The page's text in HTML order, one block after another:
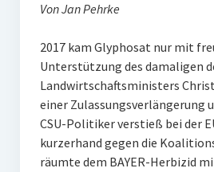
Von Jan Pehrke
2017 kam Glyphosat nur mit
Unterstützung des damaligen
Landwirtschaftsministers
einer Zulassungsverlängerung
CSU-Politiker verstieß bei der
kurzerhand gegen die
räumte dem BAYER-Herbizid